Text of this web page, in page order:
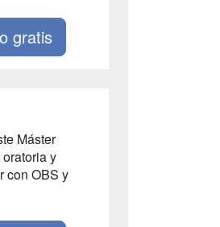
gratis
Máster
y
con OBS y